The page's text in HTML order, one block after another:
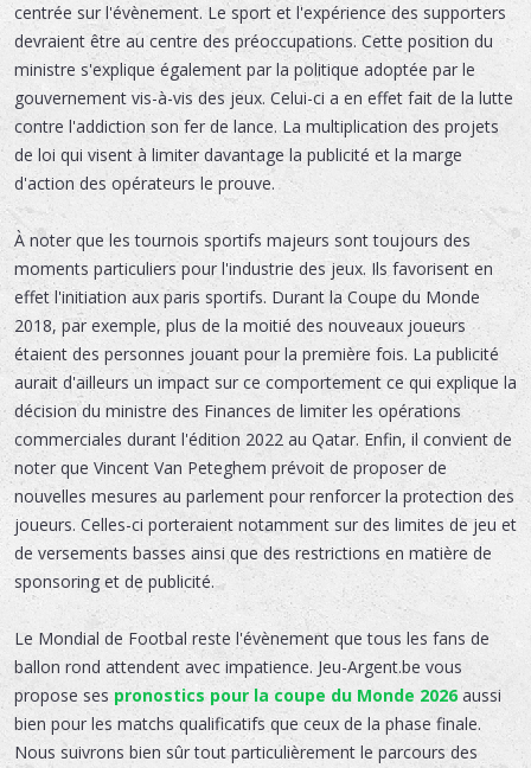
centrée sur l'évènement. Le sport et l'expérience des supporters
devraient être au centre des préoccupations. Cette position du
ministre s'explique également par la politique adoptée par le
gouvernement vis-à-vis des jeux. Celui-ci a en effet fait de la lutte
contre l'addiction son fer de lance. La multiplication des projets
de loi qui visent à limiter davantage la publicité et la marge
d'action des opérateurs le prouve.
À noter que les tournois sportifs majeurs sont toujours des
moments particuliers pour l'industrie des jeux. Ils favorisent en
effet l'initiation aux paris sportifs. Durant la Coupe du Monde
2018, par exemple, plus de la moitié des nouveaux joueurs
étaient des personnes jouant pour la première fois. La publicité
aurait d'ailleurs un impact sur ce comportement ce qui explique la
décision du ministre des Finances de limiter les opérations
commerciales durant l'édition 2022 au Qatar. Enfin, il convient de
noter que Vincent Van Peteghem prévoit de proposer de
nouvelles mesures au parlement pour renforcer la protection des
joueurs. Celles-ci porteraient notamment sur des limites de jeu et
de versements basses ainsi que des restrictions en matière de
sponsoring et de publicité.
Le Mondial de Footbal reste l'évènement que tous les fans de
ballon rond attendent avec impatience. Jeu-Argent.be vous
propose ses pronostics pour la coupe du Monde 2026aussi
bien pour les matchs qualificatifs que ceux de la phase finale.
Nous suivrons bien sûr tout particulièrement le parcours des